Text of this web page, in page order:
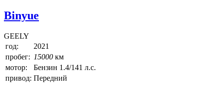
Binyue
GEELY
год:
2021
пробег: 15000 км
мотор:
Бензин 1.4/141 л.с.
привод: Передний